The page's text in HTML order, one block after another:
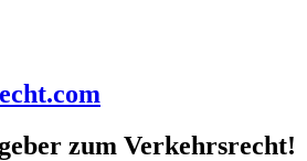
zum Verkehrsrecht!